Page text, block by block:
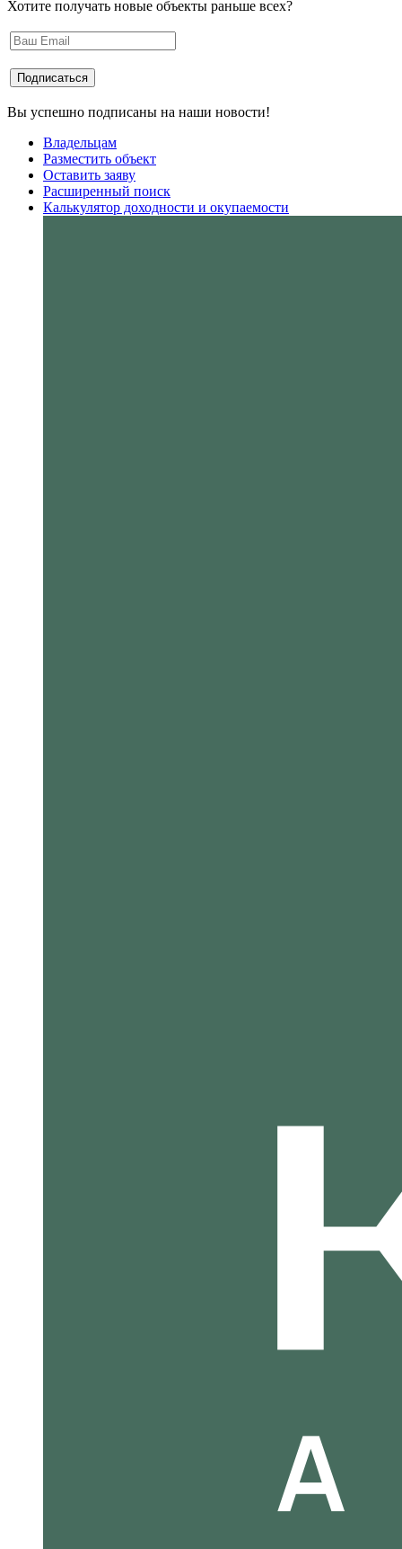
Хотите получать новые объекты раньше всех?
Вы успешно подписаны на наши новости!
Владельцам
Разместить объект
Оставить заяву
Расширенный поиск
Калькулятор доходности и окупаемости